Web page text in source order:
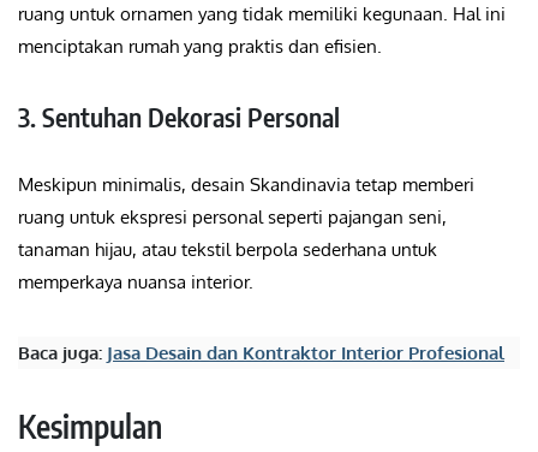
ruang untuk ornamen yang tidak memiliki kegunaan. Hal ini
menciptakan rumah yang praktis dan efisien.
3. Sentuhan Dekorasi Personal
Meskipun minimalis, desain Skandinavia tetap memberi
ruang untuk ekspresi personal seperti pajangan seni,
tanaman hijau, atau tekstil berpola sederhana untuk
memperkaya nuansa interior.
Baca juga: Jasa Desain dan Kontraktor Interior Profesional
Kesimpulan